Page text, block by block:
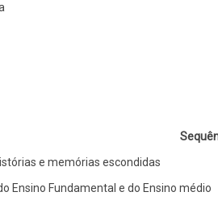
e memórias escondidas
Ensino Fundamental e do Ensino médio